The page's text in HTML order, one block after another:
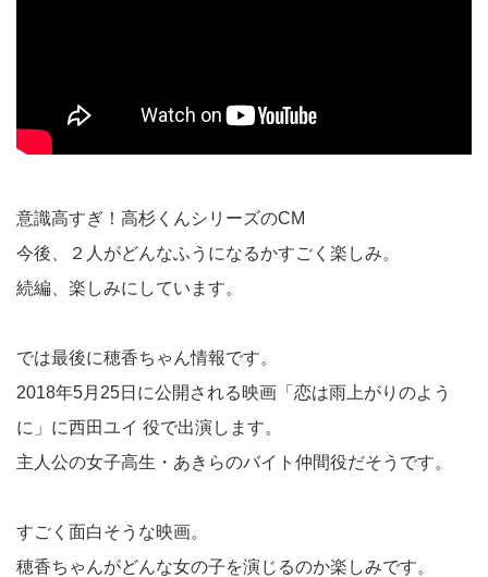
意識高すぎ！高杉くんシリーズのCM
今後、２人がどんなふうになるかすごく楽しみ。
続編、楽しみにしています。
では最後に穂香ちゃん情報です。
2018年5月25日に公開される映画「恋は雨上がりのよう
に」に西田ユイ 役で出演します。
主人公の女子高生・あきらのバイト仲間役だそうです。
すごく面白そうな映画。
穂香ちゃんがどんな女の子を演じるのか楽しみです。